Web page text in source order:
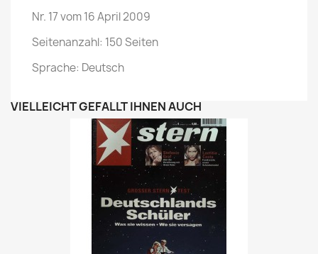
Nr. 17 vom 16 April 2009
Seitenanzahl: 150 Seiten
Sprache: Deutsch
VIELLEICHT GEFÄLLT IHNEN AUCH